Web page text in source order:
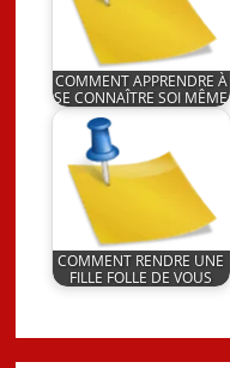
30 September 2024
COMMENT APPRENDRE À
SE CONNAÎTRE SOI MÊME
by
JeunInfo.J.l.
COMMENT RENDRE UNE
FILLE FOLLE DE VOUS